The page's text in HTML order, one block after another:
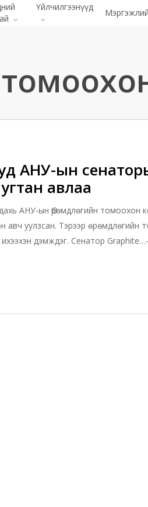
Үйлчилгээнүүд
АНУ-ын
авлаа
АНУ-ын Өрөмдлөгийн томоохон
авч уулзсан. Тэрээр өрөмдлөгийн
дэмждэг. Сенатор